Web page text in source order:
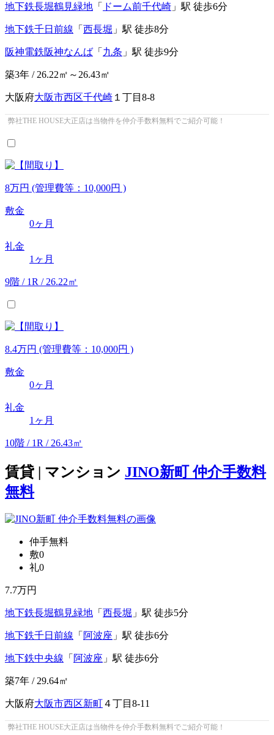
地下鉄長堀鶴見緑地 「 ドーム前千代崎 」駅 徒歩6分
地下鉄千日前線 「 西長堀 」駅 徒歩8分
阪神電鉄阪神なんば 「 九条 」駅 徒歩9分
築3年 / 26.22㎡～26.43㎡
大阪府大阪市西区千代崎 １丁目8-8
弊社THE HOUSE大正店は当物件を仲介手数料無料でご紹介可能！
8万円 (管理費等：10,000円 )
敷金
0ヶ月
礼金
1ヶ月
9階 / 1R / 26.22㎡
8.4万円 (管理費等：10,000円 )
敷金
0ヶ月
礼金
1ヶ月
10階 / 1R / 26.43㎡
賃貸 | マンション JINO新町 仲介手数料
無料
仲手無料
敷0
礼0
7.7万円
地下鉄長堀鶴見緑地 「 西長堀 」駅 徒歩5分
地下鉄千日前線 「 阿波座 」駅 徒歩6分
地下鉄中央線 「 阿波座 」駅 徒歩6分
築7年 / 29.64㎡
大阪府大阪市西区新町４丁目8-11
弊社THE HOUSE大正店は当物件を仲介手数料無料でご紹介可能！